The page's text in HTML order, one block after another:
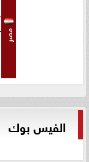
مصر
الفيس بوك